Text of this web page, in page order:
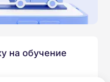
на обучение